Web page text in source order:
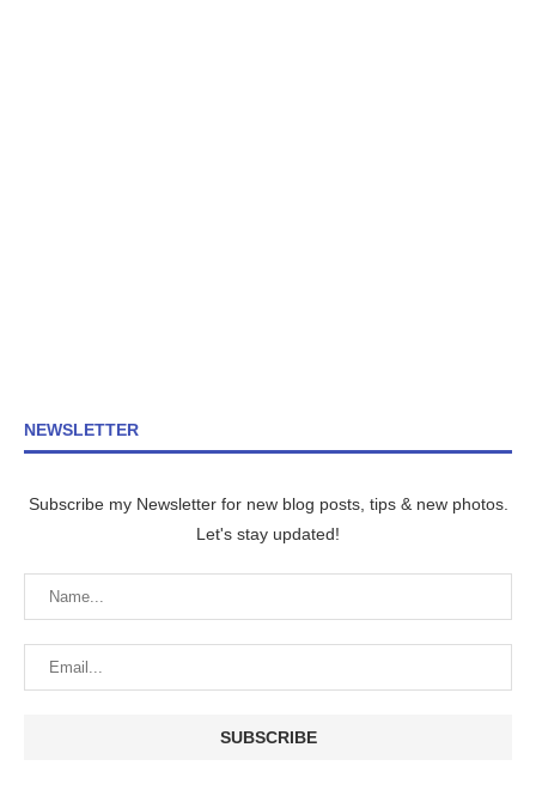
NEWSLETTER
Subscribe my Newsletter for new blog posts, tips & new photos.
Let's stay updated!